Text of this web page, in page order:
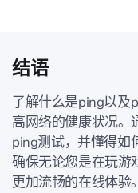
结语
了解什么是ping以及
高网络的健康状况。
ping测试，并懂得如
确保无论您是在玩游
更加流畅的在线体验。